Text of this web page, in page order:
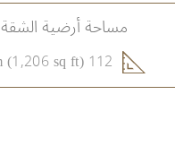
مساحة أرضية الشقة
112 sqm (1,206 sq ft)